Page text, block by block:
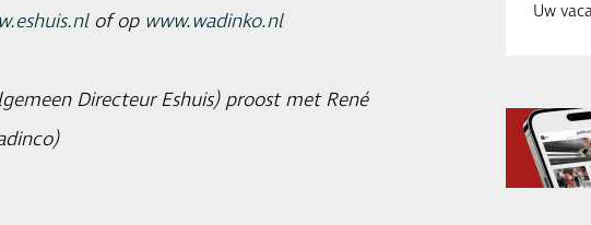
of op www.wadinko.nl
Directeur Eshuis) proost met René